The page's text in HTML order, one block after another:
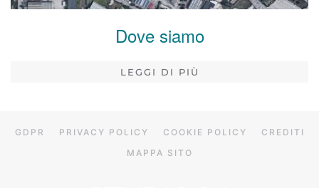
Dove siamo
LEGGI DI PIÙ
GDPR PRIVACY POLICY COOKIE POLICY
CREDITI
MAPPA SITO